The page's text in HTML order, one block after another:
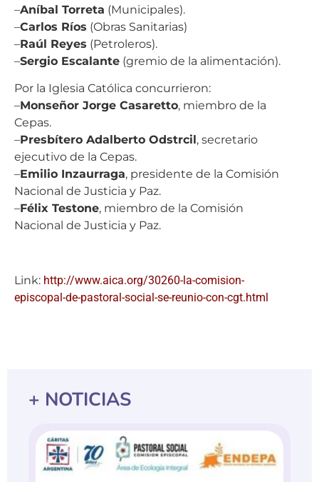
–Aníbal Torreta (Municipales).
–Carlos Ríos (Obras Sanitarias)
–Raúl Reyes (Petroleros).
–Sergio Escalante (gremio de la alimentación).
Por la Iglesia Católica concurrieron:
–Monseñor Jorge Casaretto, miembro de la
Cepas.
–Presbítero Adalberto Odstrcil, secretario
ejecutivo de la Cepas.
–Emilio Inzaurraga, presidente de la Comisión
Nacional de Justicia y Paz.
–Félix Testone, miembro de la Comisión
Nacional de Justicia y Paz.
Link: http://www.aica.org/30260-la-comision-
episcopal-de-pastoral-social-se-reunio-con-cgt.html
+ NOTICIAS